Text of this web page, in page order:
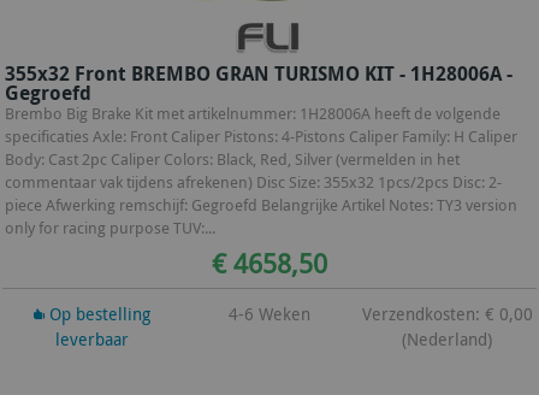
355x32 Front BREMBO GRAN TURISMO KIT - 1H28006A -
Gegroefd
Brembo Big Brake Kit met artikelnummer: 1H28006A heeft de volgende
specificaties Axle: Front Caliper Pistons: 4-Pistons Caliper Family: H Caliper
Body: Cast 2pc Caliper Colors: Black, Red, Silver (vermelden in het
commentaar vak tijdens afrekenen) Disc Size: 355x32 1pcs/2pcs Disc: 2-
piece Afwerking remschijf: Gegroefd Belangrijke Artikel Notes: TY3 version
only for racing purpose TUV:...
€ 4658,50
Op bestelling
leverbaar
4-6 Weken
Verzendkosten: € 0,00
(Nederland)